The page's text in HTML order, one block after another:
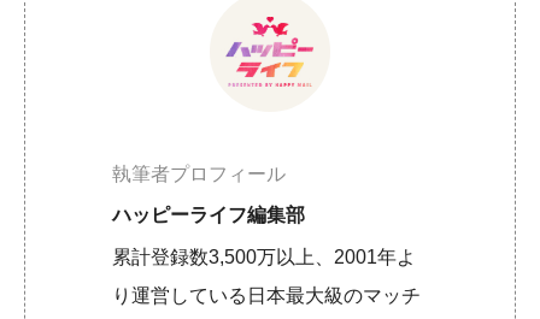
執筆者プロフィール
ハッピーライフ編集部
累計登録数3,500万以上、2001年よ
り運営している日本最大級のマッチ